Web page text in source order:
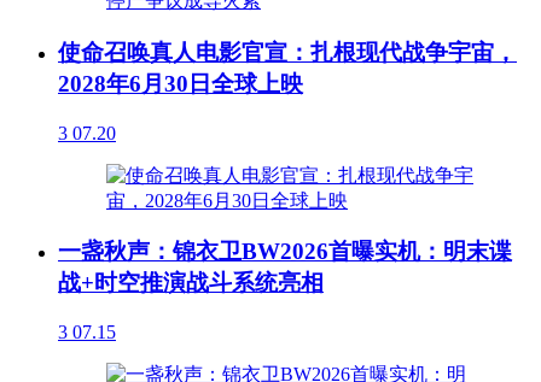
使命召唤真人电影官宣：扎根现代战争宇宙，
2028年6月30日全球上映
3 07.20
一盏秋声：锦衣卫BW2026首曝实机：明末谍
战+时空推演战斗系统亮相
3 07.15